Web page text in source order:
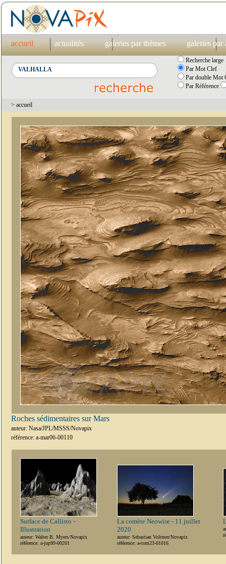
accueil actualités galeries par thèmes galeries par
Recherche large
Par Mot Clef
Par double Mot
Par Référence
> accueil
Roches sédimentaires sur Mars
auteur: Nasa/JPL/MSSS/Novapix
référence: a-mar06-00110
Surface de Callisto -
Illustration
auteur: Walter B. Myers/Novapix
référence: a-jup99-00201
La comète Neowise - 11 juillet
2020
auteur: Sebastian Voltmer/Novapix
référence: a-com23-01016